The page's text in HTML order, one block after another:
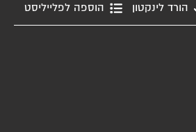
הורד לינקטון הוספה לפלייליסט